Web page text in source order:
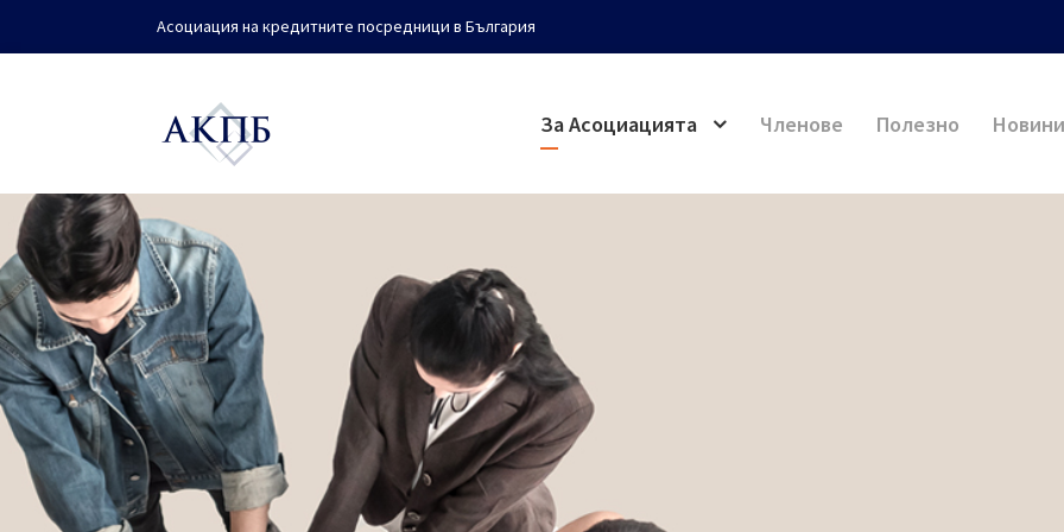
Асоциация на кредитните посредници в България
За Асоциацията Членове Полезно Новини